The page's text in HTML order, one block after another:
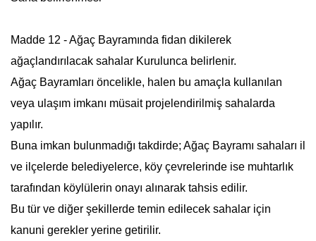
Madde 12 - Ağaç Bayramında fidan dikilerek
ağaçlandırılacak sahalar Kurulunca belirlenir.
Ağaç Bayramları öncelikle, halen bu amaçla kullanılan
veya ulaşım imkanı müsait projelendirilmiş sahalarda
yapılır.
Buna imkan bulunmadığı takdirde; Ağaç Bayramı sahaları il
ve ilçelerde belediyelerce, köy çevrelerinde ise muhtarlık
tarafından köylülerin onayı alınarak tahsis edilir.
Bu tür ve diğer şekillerde temin edilecek sahalar için
kanuni gerekler yerine getirilir.